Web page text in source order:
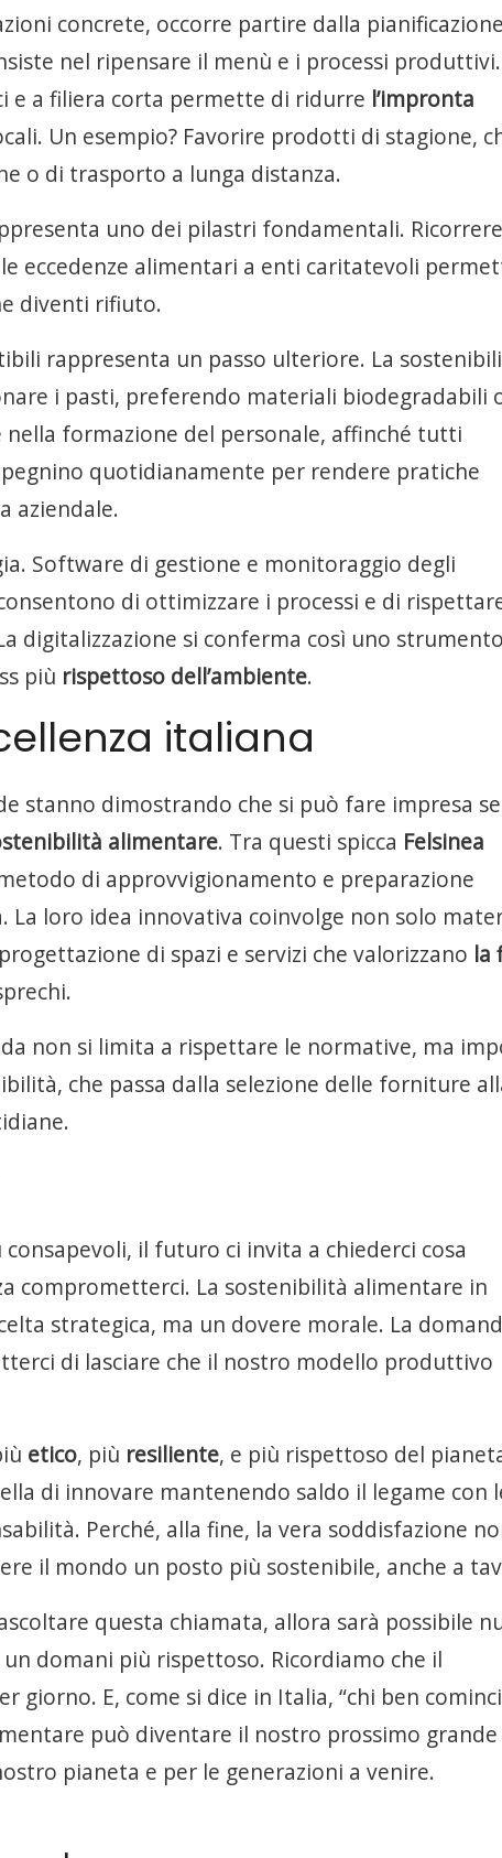
concrete, occorre partire dalla
nel ripensare il menù e i processi produttivi.
e a filiera corta permette di ridurre l’impronta
Un esempio? Favorire prodotti di stagione,
o di trasporto a lunga distanza.
uno dei pilastri fondamentali.
eccedenze alimentari a enti caritatevoli
diventi rifiuto.
rappresenta un passo ulteriore. La
i pasti, preferendo materiali biodegradabili
formazione del personale, affinché tutti
quotidianamente per rendere pratiche
aziendale.
Software di gestione e monitoraggio degli
di ottimizzare i processi e di
digitalizzazione si conferma così uno strumento
più rispettoso dell’ambiente.
italiana
stanno dimostrando che si può fare impresa
alimentare. Tra questi spicca Felsinea
di approvvigionamento e preparazione
loro idea innovativa coinvolge non solo
di spazi e servizi che valorizzano la
non si limita a rispettare le normative, ma
che passa dalla selezione delle forniture
il futuro ci invita a chiederci cosa
comprometterci. La sostenibilità alimentare in
strategica, ma un dovere morale. La
di lasciare che il nostro modello produttivo
etico, più resiliente, e più rispettoso del
di innovare mantenendo saldo il legame con
Perché, alla fine, la vera soddisfazione
il mondo un posto più sostenibile, anche a
questa chiamata, allora sarà possibile
domani più rispettoso. Ricordiamo che il
giorno. E, come si dice in Italia, “chi ben
può diventare il nostro prossimo grande
pianeta e per le generazioni a venire.